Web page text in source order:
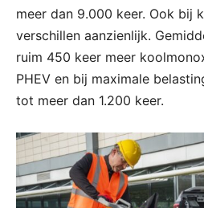
meer dan 9.000 keer. Ook bij
verschillen aanzienlijk.
ruim 450 keer meer
PHEV en bij maximale
tot meer dan 1.200 keer.